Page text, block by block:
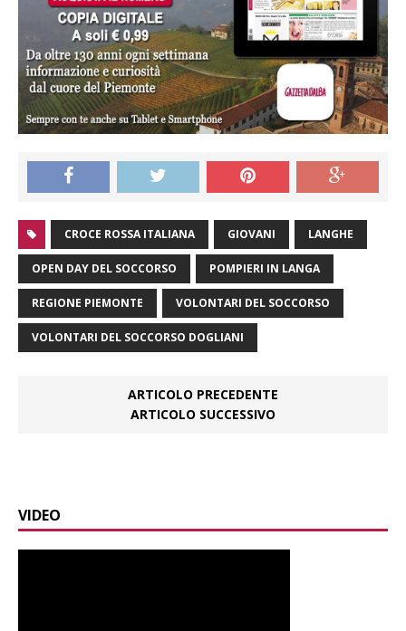
CROCE ROSSA ITALIANA GIOVANI LANGHE
OPEN DAY DEL SOCCORSO POMPIERI IN LANGA
REGIONE PIEMONTE VOLONTARI DEL SOCCORSO
VOLONTARI DEL SOCCORSO DOGLIANI
ARTICOLO PRECEDENTE
ARTICOLO SUCCESSIVO
VIDEO